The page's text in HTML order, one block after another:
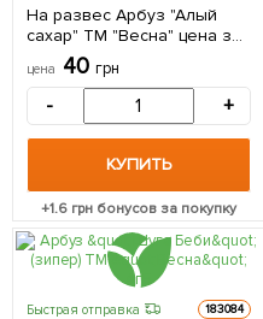
На развес Арбуз "Алый
сахар" ТМ "Весна" цена за
цена 40 грн
- +
КУПИТЬ
+1.6 грн бонусов за покупку
Быстрая отправка 183084